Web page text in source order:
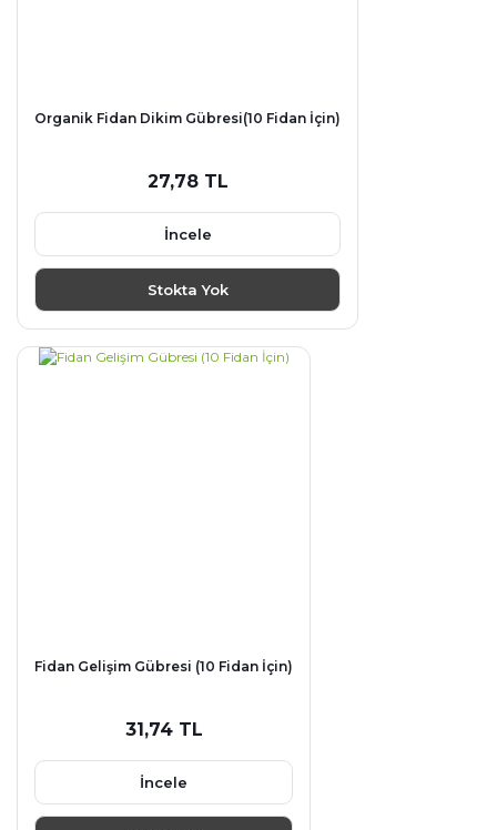
Organik Fidan Dikim Gübresi(10 Fidan İçin)
27,78 TL
İncele
Stokta Yok
Fidan Gelişim Gübresi (10 Fidan İçin)
31,74 TL
İncele